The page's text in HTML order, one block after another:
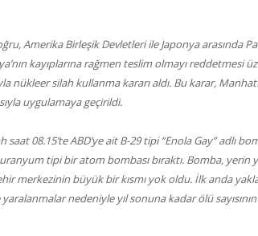
Amerika Birleşik Devletleri ile Japonya arasında
kayıplarına rağmen teslim olmayı reddetmesi
nükleer silah kullanma kararı aldı. Bu karar,
uygulamaya geçirildi.
08.15’te ABD’ye ait B-29 tipi “Enola Gay” adlı
tipi bir atom bombası bıraktı. Bomba, yerin
merkezinin büyük bir kısmı yok oldu. İlk anda
nedeniyle yıl sonuna kadar ölü